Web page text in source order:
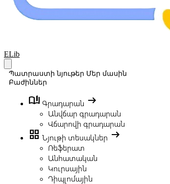
Your Company
ELib
Պատրաստի նյութեր Մեր մասին
Բաժիններ
book_ribbon Գրադարան arrow_right_alt
Անվճար գրադարան
Վճարովի գրադարան
grid_view Նյութի տեսակներ arrow_right_alt
Ռեֆերատ
Անհատական
Կուրսային
Դիպլոմային